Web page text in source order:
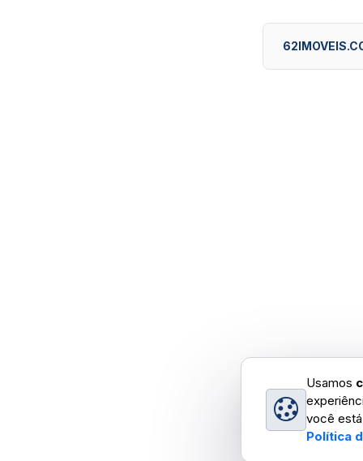
Usamos
você
Política